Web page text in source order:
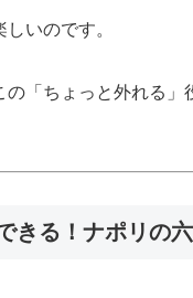
いのです。
の「ちょっと外れる」
きる！ナポリの